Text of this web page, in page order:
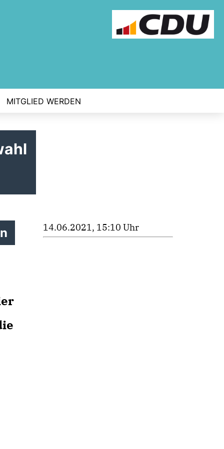
MITGLIED WERDEN
14.06.2021, 15:10 Uhr